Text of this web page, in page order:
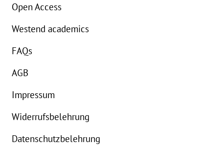
Open Access
Westend academics
FAQs
AGB
Impressum
Widerrufsbelehrung
Datenschutzbelehrung